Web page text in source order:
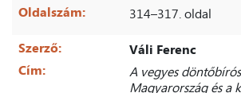
Oldalszám:
314–317. oldal
Szerző:
Váli Ferenc
Cím:
A vegyes
Magyarország és a